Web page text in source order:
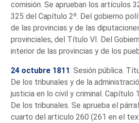
comisión. Se aprueban los artículos
325 del Capítulo 2º. Del gobierno
de las provincias y de las
provinciales, del Título VI. Del
interior de las provincias y de los
24 octubre 1811: Sesión pública.
De los tribunales y de la
justicia en lo civil y criminal. Capítulo
De los tribunales. Se aprueba el
cuarto del artículo 260 (261 en el